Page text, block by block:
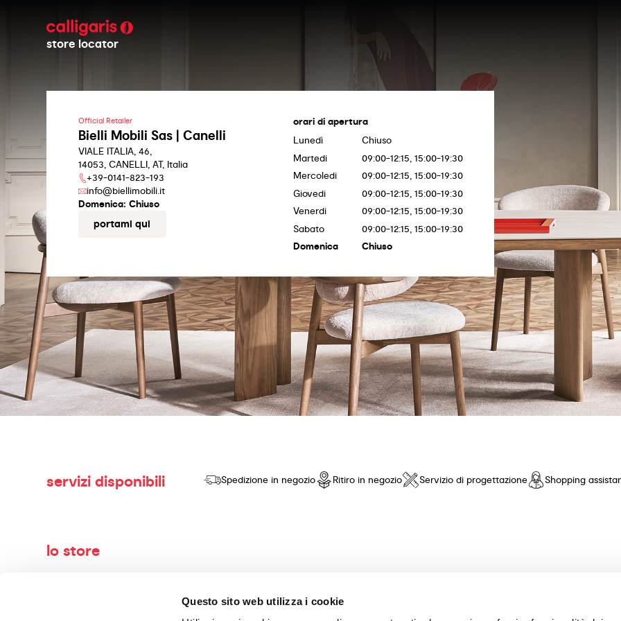
Questo sito web utilizza i cookie
store locator
Official Retailer
Bielli Mobili Sas | Canelli
VIALE ITALIA, 46,
14053, CANELLI, AT, Italia
+39-0141-823-193
info@biellimobili.it
Domenica: Chiuso
portami qui
orari di apertura
Lunedì
Chiuso
Martedi
09:00-12:15, 15:00-19:30
Mercoledi
09:00-12:15, 15:00-19:30
Giovedi
09:00-12:15, 15:00-19:30
Venerdi
09:00-12:15, 15:00-19:30
Sabato
09:00-12:15, 15:00-19:30
Domenica
Chiuso
servizi disponibili Spedizione in negozio Ritiro in negozio Servizio di progettazione Shopping
lo store
Benvenuti nel mondo di Calligaris, il tuo negozio di arredamento di fiducia! Offriamo una selezione esclusiva di mobili e accessori
vendere prodotti di alta qualità, design innovativo e comfort senza pari. Scopri le nostre collezioni di tavoli, sedie, letti, divani e